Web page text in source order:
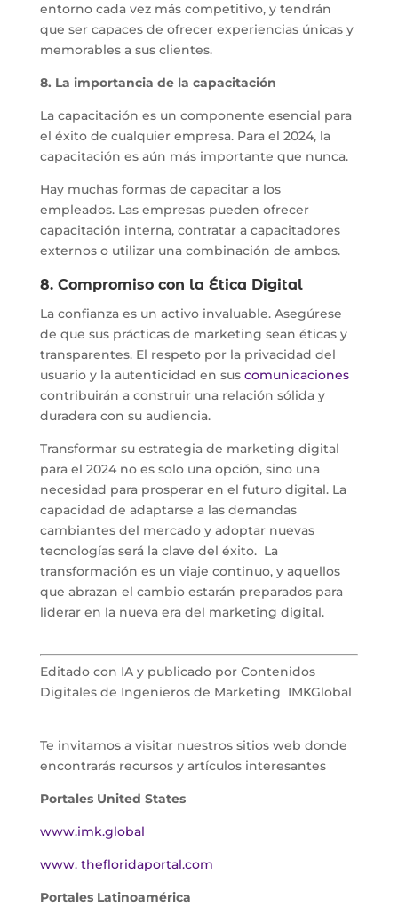
entorno cada vez más competitivo, y tendrán
que ser capaces de ofrecer experiencias únicas y
memorables a sus clientes.
8. La importancia de la capacitación
La capacitación es un componente esencial para
el éxito de cualquier empresa. Para el 2024, la
capacitación es aún más importante que nunca.
Hay muchas formas de capacitar a los
empleados. Las empresas pueden ofrecer
capacitación interna, contratar a capacitadores
externos o utilizar una combinación de ambos.
8. Compromiso con la Ética Digital
La confianza es un activo invaluable. Asegúrese
de que sus prácticas de marketing sean éticas y
transparentes. El respeto por la privacidad del
usuario y la autenticidad en sus comunicaciones
contribuirán a construir una relación sólida y
duradera con su audiencia.
Transformar su estrategia de marketing digital
para el 2024 no es solo una opción, sino una
necesidad para prosperar en el futuro digital. La
capacidad de adaptarse a las demandas
cambiantes del mercado y adoptar nuevas
tecnologías será la clave del éxito. La
transformación es un viaje continuo, y aquellos
que abrazan el cambio estarán preparados para
liderar en la nueva era del marketing digital.
Editado con IA y publicado por Contenidos
Digitales de Ingenieros de Marketing IMKGlobal
Te invitamos a visitar nuestros sitios web donde
encontrarás recursos y artículos interesantes
Portales United States
www.imk.global
www. thefloridaportal.com
Portales Latinoamérica